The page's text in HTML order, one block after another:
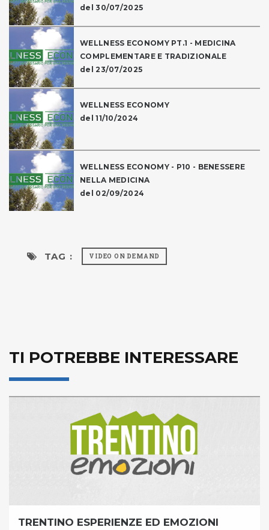
del 30/07/2025
WELLNESS ECONOMY PT.1 - MEDICINA
COMPLEMENTARE E TRADIZIONALE
del 23/07/2025
WELLNESS ECONOMY
del 11/10/2024
WELLNESS ECONOMY - P10 - BENESSERE
NELLA MEDICINA
del 02/09/2024
TAG : VIDEO ON DEMAND
TI POTREBBE INTERESSARE
TRENTINO ESPERIENZE ED EMOZIONI